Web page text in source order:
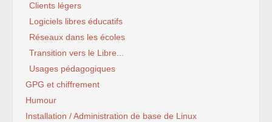
Clients légers
Logiciels libres éducatifs
Réseaux dans les écoles
Transition vers le Libre...
Usages pédagogiques
GPG et chiffrement
Humour
Installation / Administration de base de Linux